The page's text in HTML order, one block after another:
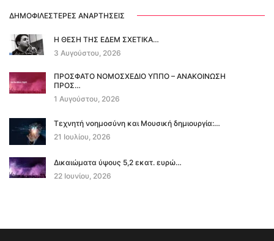
ΔΗΜΟΦΙΛΈΣΤΕΡΕΣ ΑΝΑΡΤΉΣΕΙΣ
Η ΘΕΣΗ ΤΗΣ ΕΔΕΜ ΣΧΕΤΙΚΑ…
3 Αυγούστου, 2026
ΠΡΟΣΦΑΤΟ ΝΟΜΟΣΧΕΔΙΟ ΥΠΠΟ – ΑΝΑΚΟΙΝΩΣΗ
ΠΡΟΣ…
1 Αυγούστου, 2026
Τεχνητή νοημοσύνη και Μουσική δημιουργία:…
21 Ιουλίου, 2026
Δικαιώματα ύψους 5,2 εκατ. ευρώ…
22 Ιουνίου, 2026